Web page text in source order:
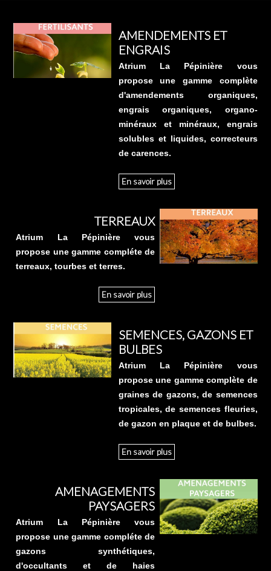
AMENDEMENTS ET
ENGRAIS
Atrium La Pépinière vous
propose une gamme complète
d'amendements organiques,
engrais organiques, organo-
minéraux et minéraux, engrais
solubles et liquides, correcteurs
de carences.
En savoir plus
TERREAUX
Atrium La Pépinière vous
propose une gamme compléte de
terreaux, tourbes et terres.
En savoir plus
SEMENCES, GAZONS ET
BULBES
Atrium La Pépinière vous
propose une gamme complète de
graines de gazons, de semences
tropicales, de semences fleuries,
de gazon en plaque et de bulbes.
En savoir plus
AMENAGEMENTS
PAYSAGERS
Atrium La Pépinière vous
propose une gamme compléte de
gazons synthétiques,
d'occultants et de haies